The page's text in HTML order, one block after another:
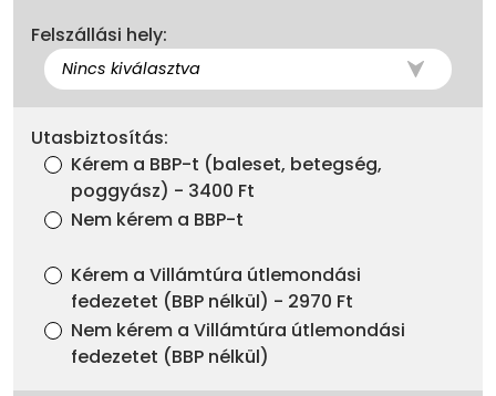
Felszállási hely:
Utasbiztosítás:
Kérem a BBP-t (baleset, betegség,
poggyász) - 3400 Ft
Nem kérem a BBP-t
Kérem a Villámtúra útlemondási
fedezetet (BBP nélkül) - 2970 Ft
Nem kérem a Villámtúra útlemondási
fedezetet (BBP nélkül)